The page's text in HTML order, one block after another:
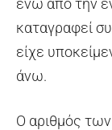
ενώ από την
καταγραφεί
είχε
άνω.
Ο αριθμός